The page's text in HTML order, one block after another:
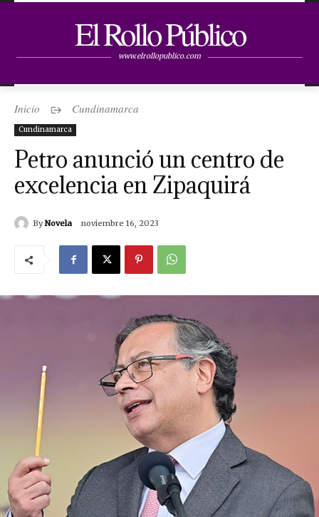
El Rollo Público
www.elrollopublico.com
Inicio Cundinamarca
Cundinamarca
Petro anunció un centro de
excelencia en Zipaquirá
By Novela noviembre 16, 2023